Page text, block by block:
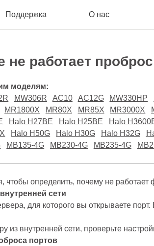
Поддержка О нас
работает
моделям:
MW306R AC10 AC12G MW330HP
MR1800X MR80X MR85X MR3000X
Halo H27BE Halo H25BE Halo
Halo H50G Halo H30G Halo H32G
MB135-4G MB230-4G MB235-4G
определить, почему не работает
сети
для которого вы открываете
из внутренней сети, проверьте
портов